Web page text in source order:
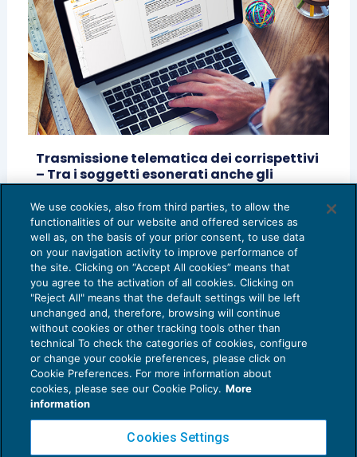
Trasmissione telematica dei corrispettivi
– Tra i soggetti esonerati anche gli
agricoltori
RASSEGNA RIVISTE 12/07/2019
diMaria Cavaliere
Privacy Policy
Cookie Policy
We use cookies, also from third parties, to allow the
functionalities of our website and offered services as
well as, on the basis of your prior consent, to use data
on your navigation activity to improve performance of
the site. Clicking on “Accept All cookies” means that
you agree to the activation of all cookies. Clicking on
"Reject All" means that the default settings will be left
unchanged and, therefore, browsing will continue
without cookies or other tracking tools other than
technical To check the categories of cookies, configure
or change your cookie preferences, please click on
Cookie Preferences. For more information about
cookies, please see our Cookie Policy. More
information
Cookies Settings